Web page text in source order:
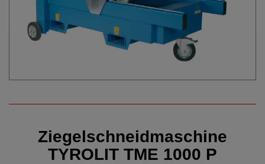
Ziegelschneidmaschine
TYROLIT TME 1000 P